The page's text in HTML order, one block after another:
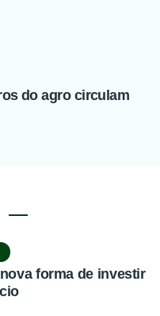
do agro circulam
forma de investir